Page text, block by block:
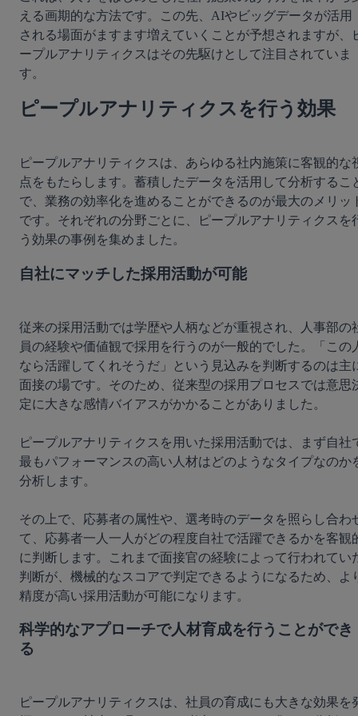
える画期的な方法です。この先、AIやビッグデータが活用
される場面がますます増えていくことが予想されますが、
ープルアナリティクスはその先駆けとして注目されていま
ピープルアナリティクスを行う効果
ピープルアナリティクスは、あらゆる社内施策に客観的な
点をもたらします。蓄積したデータを活用して分析するこ
で、業務の効率化を進めることができるのが最大のメリッ
です。それぞれの分野ごとに、ピープルアナリティクスを
自社にマッチした採用活動が可能
従来の採用活動では学歴や人柄などが重視され、人事部の
員の経験や価値観で採用を行うのが一般的でした。「この
なら活躍してくれそうだ」という見込みを判断するのは主
面接の場です。そのため、従来型の採用プロセスでは意思
定に大きな感情バイアスがかかることがありました。
ピープルアナリティクスを用いた採用活動では、まず自社
最もパフォーマンスの高い人材はどのようなタイプなのか
分析します。
その上で、応募者の属性や、選考時のデータを照らし合わ
て、応募者一人一人がどの程度自社で活躍できるかを客観
に判断します。これまで面接官の経験によって行われてい
判断が、機械的なスコアで判定できるようになるため、よ
科学的なアプローチで人材育成を行うことができ
る
ピープルアナリティクスは、社員の育成にも大きな効果を